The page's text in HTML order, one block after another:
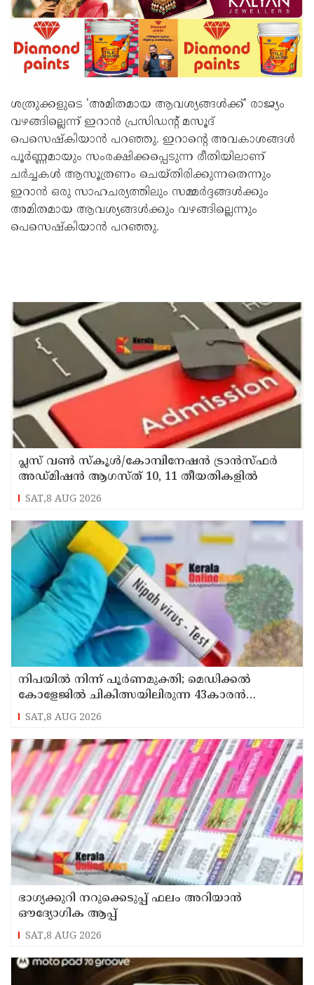
ശത്രുക്കളുടെ 'അമിതമായ ആവശ്യങ്ങൾക്ക്' രാജ്യം
വഴങ്ങില്ലെന്ന് ഇറാൻ പ്രസിഡന്റ് മസൂദ്
പെസെഷ്‌കിയാൻ പറഞ്ഞു. ഇറാന്റെ അവകാശങ്ങൾ
പൂർണ്ണമായും സംരക്ഷിക്കപ്പെടുന്ന രീതിയിലാണ്
ചർച്ചകൾ ആസൂത്രണം ചെയ്തിരിക്കുന്നതെന്നും
ഇറാൻ ഒരു സാഹചര്യത്തിലും സമ്മർദ്ദങ്ങൾക്കും
അമിതമായ ആവശ്യങ്ങൾക്കും വഴങ്ങില്ലെന്നും
പെസെഷ്‌കിയാൻ പറഞ്ഞു.
പ്ലസ് വൺ സ്‌കൂൾ/കോമ്പിനേഷൻ ട്രാൻസ്ഫർ
അഡ്മിഷൻ ആഗസ്ത് 10, 11 തീയതികളിൽ
SAT,8 AUG 2026
നിപയിൽ നിന്ന് പൂർണമുക്തി; മെഡിക്കൽ
കോളേജിൽ ചികിത്സയിലിരുന്ന 43കാരൻ
വീട്ടിലേക്ക് മടങ്ങി
SAT,8 AUG 2026
ഭാഗ്യക്കുറി നറുക്കെടുപ്പ് ഫലം അറിയാൻ
ഔദ്യോഗിക ആപ്പ്
SAT,8 AUG 2026